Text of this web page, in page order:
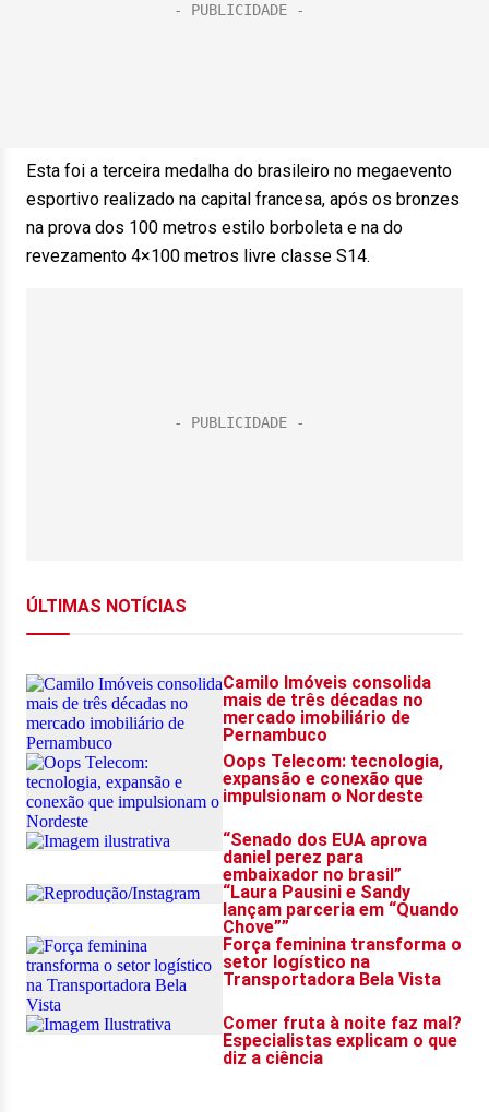
Esta foi a terceira medalha do brasileiro no megaevento
esportivo realizado na capital francesa, após os bronzes
na prova dos 100 metros estilo borboleta e na do
revezamento 4×100 metros livre classe S14.